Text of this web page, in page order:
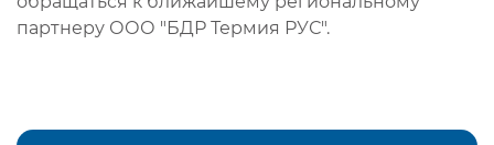
партнеру ООО "БДР Термия РУС".